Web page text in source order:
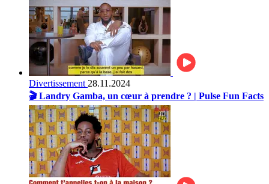
Divertissement 28.11.2024
🎬 Landry Gamba, un cœur à prendre ? | Pulse Fun Facts